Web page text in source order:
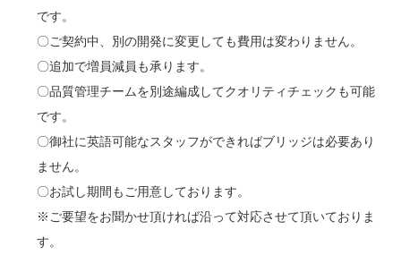
です。
〇ご契約中、別の開発に変更しても費用は変わりません。
〇追加で増員減員も承ります。
〇品質管理チームを別途編成してクオリティチェックも可能
です。
〇御社に英語可能なスタッフができればブリッジは必要あり
ません。
〇お試し期間もご用意しております。
※ご要望をお聞かせ頂ければ沿って対応させて頂いておりま
す。